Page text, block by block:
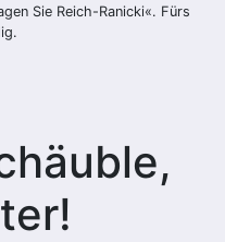
Sie Reich-Ranicki«. Fürs